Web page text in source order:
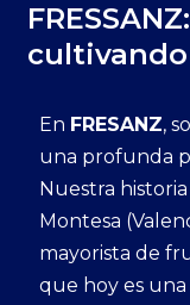
En FRESANZ,
una profunda
Nuestra
Montesa
mayorista de
que hoy es una